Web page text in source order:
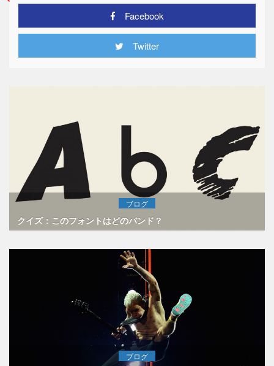
Facebook
Twitter
ブログ
クイズ：このフォントはどのバンド？
ブログ